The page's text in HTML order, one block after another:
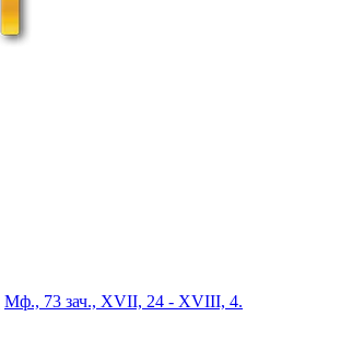
Мф., 73 зач., XVII, 24 - XVIII, 4.